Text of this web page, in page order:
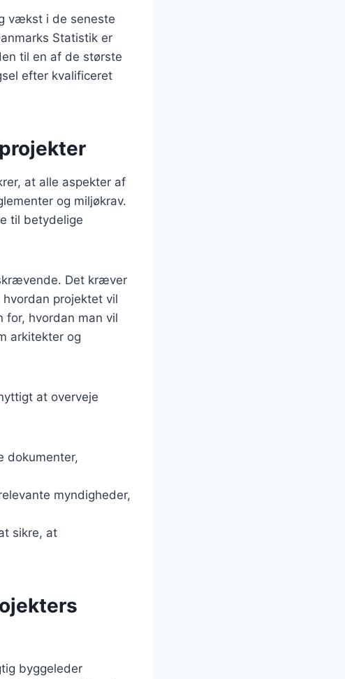
vækst i de seneste
Statistik er
til en af de største
efter kvalificeret
at alle aspekter af
og miljøkrav.
til betydelige
Det kræver
projektet vil
for, hvordan man vil
arkitekter og
at overveje
dokumenter,
myndigheder,
sikre, at
byggeleder